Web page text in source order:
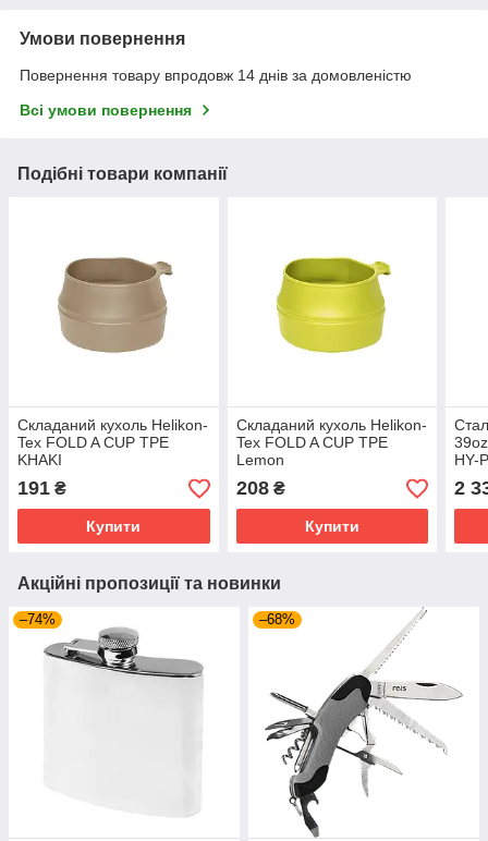
Умови повернення
Повернення товару впродовж 14 днів за домовленістю
Всі умови повернення
Подібні товари компанії
Складаний кухоль Helikon-
Tex FOLD A CUP TPE
KHAKI
191 ₴
Купити
Складаний кухоль Helikon-
Tex FOLD A CUP TPE
Lemon
208₴
Купити
HY-
2
Акційні пропозиції та новинки
–74% –68%